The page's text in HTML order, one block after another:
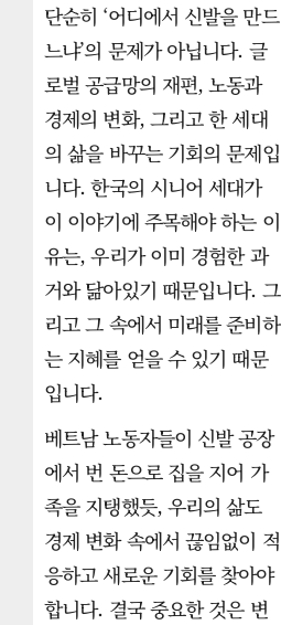
단순히 ‘어디에서 신발을 만드
느냐’의 문제가 아닙니다. 글
로벌 공급망의 재편, 노동과
경제의 변화, 그리고 한 세대
의 삶을 바꾸는 기회의 문제입
니다. 한국의 시니어 세대가
이 이야기에 주목해야 하는 이
유는, 우리가 이미 경험한 과
거와 닮아있기 때문입니다. 그
리고 그 속에서 미래를 준비하
는 지혜를 얻을 수 있기 때문
입니다.
베트남 노동자들이 신발 공장
에서 번 돈으로 집을 지어 가
족을 지탱했듯, 우리의 삶도
경제 변화 속에서 끊임없이 적
응하고 새로운 기회를 찾아야
합니다. 결국 중요한 것은 변